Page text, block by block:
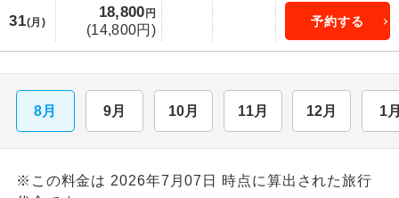
31(月)
18,800 円
(14,800円)
予約する
8月 9月 10月 11月 12月 1
※この料金は 2026年7月07日 時点に算出された旅行